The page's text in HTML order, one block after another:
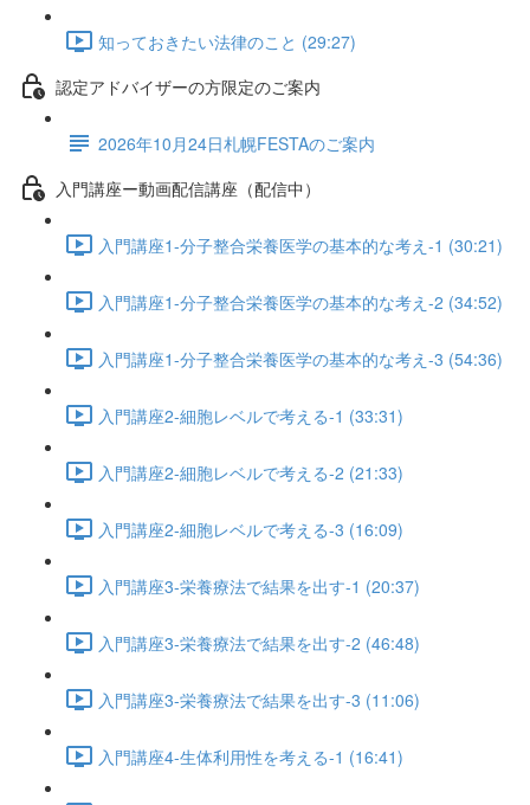
知っておきたい法律のこと (29:27)
認定アドバイザーの方限定のご案内
2026年10月24日札幌FESTAのご案内
入門講座ー動画配信講座（配信中）
入門講座1-分子整合栄養医学の基本的な考え-1 (30:21)
入門講座1-分子整合栄養医学の基本的な考え-2 (34:52)
入門講座1-分子整合栄養医学の基本的な考え-3 (54:36)
入門講座2-細胞レベルで考える-1 (33:31)
入門講座2-細胞レベルで考える-2 (21:33)
入門講座2-細胞レベルで考える-3 (16:09)
入門講座3-栄養療法で結果を出す-1 (20:37)
入門講座3-栄養療法で結果を出す-2 (46:48)
入門講座3-栄養療法で結果を出す-3 (11:06)
入門講座4-生体利用性を考える-1 (16:41)